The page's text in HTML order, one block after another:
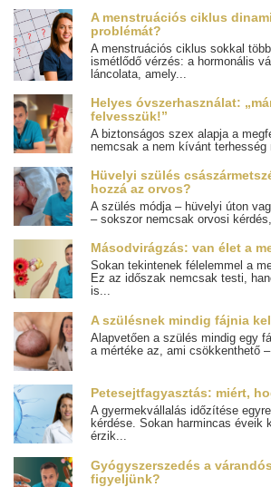
A menstruációs ciklus
problémát?
A menstruációs ciklus sokkal
ismétlődő vérzés: a hormonális
láncolata, amely...
Helyes óvszerhasználat:
felvesszük!”
A biztonságos szex alapja a
nemcsak a nem kívánt terhesség
Hüvelyi szülés
hozzá az orvos?
A szülés módja – hüvelyi úton
– sokszor nemcsak orvosi kérdés,
Másodvirágzás: van élet a
Sokan tekintenek félelemmel a
Ez az időszak nemcsak testi,
is...
A szülésnek mindig fájnia
Alapvetően a szülés mindig egy
a mértéke az, ami csökkenthető –
Petesejtfagyasztás: miért,
A gyermekvállalás időzítése
kérdése. Sokan harmincas éveik
érzik...
Gyógyszerszedés a
figyeljünk?